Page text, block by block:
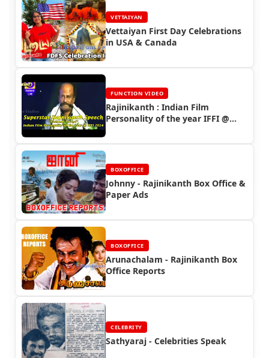
VETTAIYAN
Vettaiyan First Day Celebrations
in USA & Canada
FUNCTION VIDEO
Rajinikanth : Indian Film
Personality of the year IFFI @
BOXOFFICE
Johnny - Rajinikanth Box Office &
Paper Ads
BOXOFFICE
Arunachalam - Rajinikanth Box
Office Reports
CELEBRITY
Sathyaraj - Celebrities Speak